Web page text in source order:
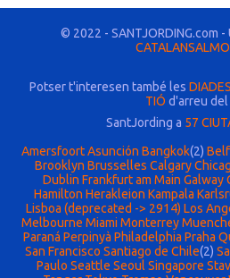
© 2022 - SANTJORDING.com
Potser t'interesen també les DIADES
TIÓ d'arreu del
SantJording a 57
AmersfoortAsunción Bangkok(2)
Brooklyn Brusselles Calgary
Dublin Frankfurt am Main Galway
Hamilton Herakleion Kampala
Lisboa (deprecated -> 2914) Los
Melbourne Miami Monterrey
Paraná Perpinyà Philadelphia Praha
San Francisco Santiago de Chile(2)
Paulo Seattle Seoul Singapore